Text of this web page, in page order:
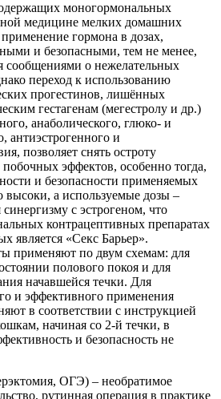
моногормональных
медицине мелких домашних
гормона в дозах,
и безопасными, тем не менее,
сообщениями о нежелательных
переход к использованию
прогестинов, лишённых
гестагенам (мегестролу и др.)
анаболического, глюко- и
антиэстрогенного и
позволяет снять остроту
эффектов, особенно тогда,
и безопасности применяемых
высоки, а используемые дозы –
с эстрогеном, что
контрацептивных препаратах
является «Секс Барьер».
применяют по двум схемам: для
полового покоя и для
начавшейся течки. Для
и эффективного применения
в соответствии с инструкцией
начиная со 2-й течки, в
и безопасность не
ОГЭ) – необратимое
рутинная операция в практике